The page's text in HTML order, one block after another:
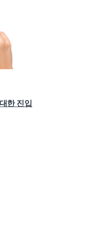
한 진입